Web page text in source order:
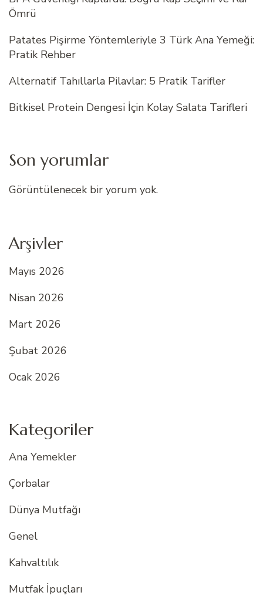
Ömrü
Patates Pişirme Yöntemleriyle 3 Türk Ana Yemeği:
Pratik Rehber
Alternatif Tahıllarla Pilavlar: 5 Pratik Tarifler
Bitkisel Protein Dengesi İçin Kolay Salata Tarifleri
Son yorumlar
Görüntülenecek bir yorum yok.
Arşivler
Mayıs 2026
Nisan 2026
Mart 2026
Şubat 2026
Ocak 2026
Kategoriler
Ana Yemekler
Çorbalar
Dünya Mutfağı
Genel
Kahvaltılık
Mutfak İpuçları